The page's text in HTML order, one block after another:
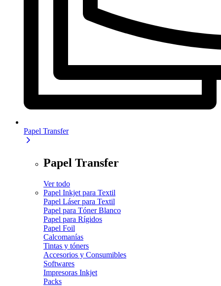
Papel Transfer
Papel Transfer
Ver todo
Papel Inkjet para Textil
Papel Láser para Textil
Papel para Tóner Blanco
Papel para Rígidos
Papel Foil
Calcomanías
Tintas y tóners
Accesorios y Consumibles
Softwares
Impresoras Inkjet
Packs